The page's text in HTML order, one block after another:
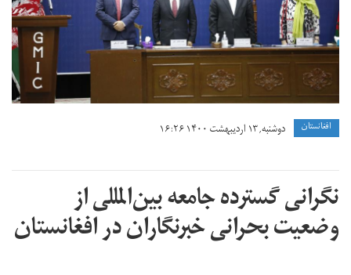
افغانستان دوشنبه, ۱۳ اردیبهشت ۱۴۰۰ ۱۶:۲۶
نگرانی‌ گسترده جامعه بین‌المللی از
وضعیت بحرانی خبرنگاران در افغانستان